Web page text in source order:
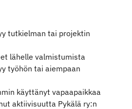
tutkielman tai projektin
lähelle valmistumista
työhön tai aiempaan
käyttänyt vapaapaikkaa
aktiivisuutta Pykälä ry:n